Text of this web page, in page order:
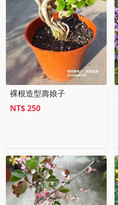
裸根造型壽娘子
NT$250